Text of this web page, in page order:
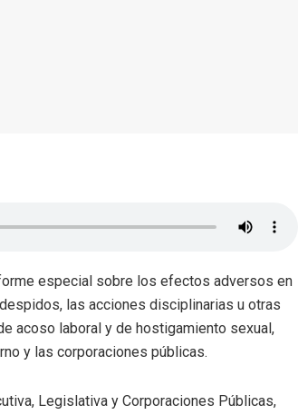
especial sobre los efectos adversos en
las acciones disciplinarias u otras
acoso laboral y de hostigamiento sexual,
y las corporaciones públicas.
Legislativa y Corporaciones Públicas,